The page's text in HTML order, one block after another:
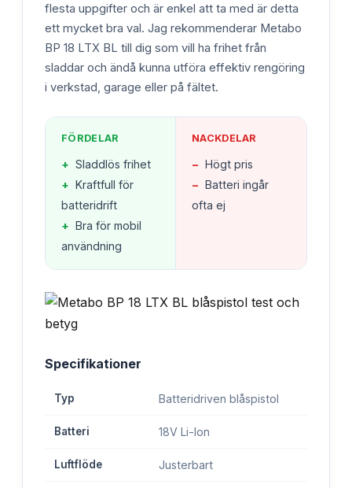
flesta uppgifter och är enkel att ta med är detta
ett mycket bra val. Jag rekommenderar Metabo
BP 18 LTX BL till dig som vill ha frihet från
sladdar och ändå kunna utföra effektiv rengöring
i verkstad, garage eller på fältet.
FÖRDELAR
+ Sladdlös frihet
+ Kraftfull för
batteridrift
+ Bra för mobil
användning
NACKDELAR
− Högt pris
− Batteri ingår
ofta ej
Specifikationer
Typ Batteridriven blåspistol
Batteri 18V Li-Ion
Luftflöde Justerbart